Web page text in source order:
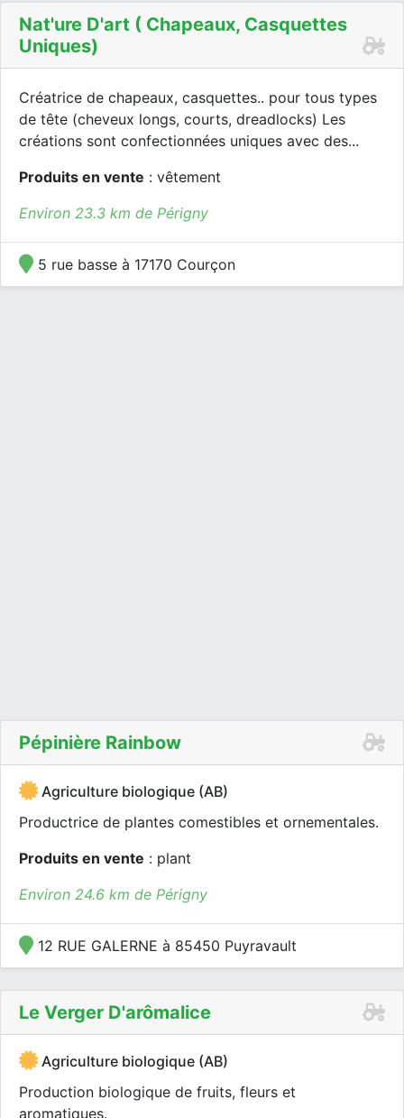
Nat'ure D'art ( Chapeaux, Casquettes
Uniques)
Créatrice de chapeaux, casquettes.. pour tous types
de tête (cheveux longs, courts, dreadlocks) Les
créations sont confectionnées uniques avec des...
Produits en vente : vêtement
Environ 23.3 km de Périgny
5 rue basse à 17170 Courçon
Pépinière Rainbow
Agriculture biologique (AB)
Productrice de plantes comestibles et ornementales.
Produits en vente : plant
Environ 24.6 km de Périgny
12 RUE GALERNE à 85450 Puyravault
Le Verger D'arômalice
Agriculture biologique (AB)
Production biologique de fruits, fleurs et
aromatiques.